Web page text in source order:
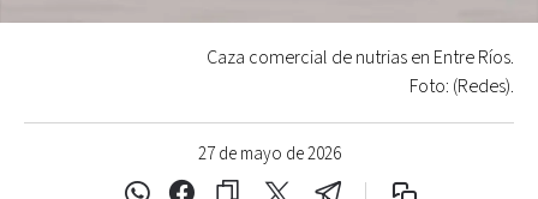
27 de mayo de 2026
Caza comercial de nutrias en Entre Ríos.
Foto: (Redes).